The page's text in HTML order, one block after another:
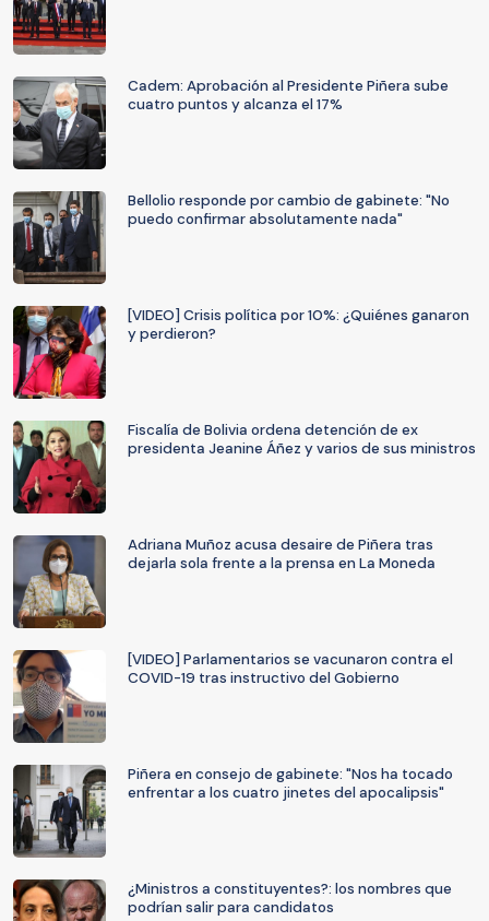
Cadem: Aprobación al Presidente Piñera sube
cuatro puntos y alcanza el 17%
Bellolio responde por cambio de gabinete: "No
puedo confirmar absolutamente nada"
[VIDEO] Crisis política por 10%: ¿Quiénes ganaron
y perdieron?
Fiscalía de Bolivia ordena detención de ex
presidenta Jeanine Áñez y varios de sus ministros
Adriana Muñoz acusa desaire de Piñera tras
dejarla sola frente a la prensa en La Moneda
[VIDEO] Parlamentarios se vacunaron contra el
COVID-19 tras instructivo del Gobierno
Piñera en consejo de gabinete: "Nos ha tocado
enfrentar a los cuatro jinetes del apocalipsis"
¿Ministros a constituyentes?: los nombres que
podrían salir para candidatos